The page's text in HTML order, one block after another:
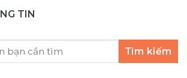
TIN
Tìm kiếm